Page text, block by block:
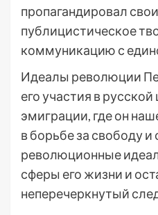
пропагандировал
публицистическое
коммуникацию с
Идеалы революции
его участия в
эмиграции, где он
в борьбе за свободу и
революционные
сферы его жизни и
неперечеркнутый